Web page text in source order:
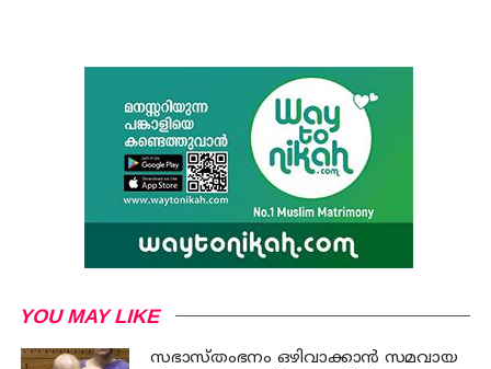
YOU MAY LIKE
സഭാസ്തംഭനം ഒഴിവാക്കാൻ സമവായ